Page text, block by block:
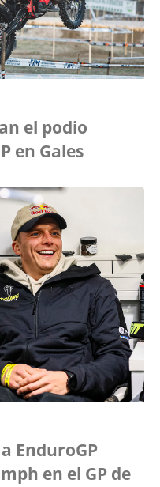
el podio
en Gales
EnduroGP
en el GP de